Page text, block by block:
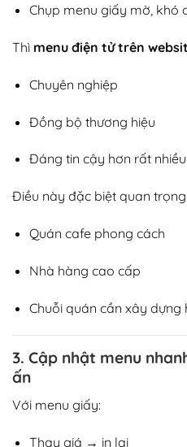
Chụp menu giấy mờ, khó
Thì menu điện tử trên
Chuyên nghiệp
Đồng bộ thương hiệu
Đáng tin cậy hơn rất nhiều
Điều này đặc biệt quan trọng
Quán cafe phong cách
Nhà hàng cao cấp
Chuỗi quán cần xây dựng
3. Cập nhật menu
ấn
Với menu giấy:
Thay giá → in lại